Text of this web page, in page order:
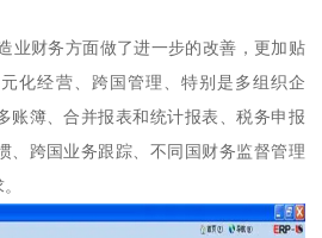
业财务方面做了进一步的改善，更加贴
化经营、跨国管理、特别是多组织企
账簿、合并报表和统计报表、税务申报
、跨国业务跟踪、不同国财务监督管理